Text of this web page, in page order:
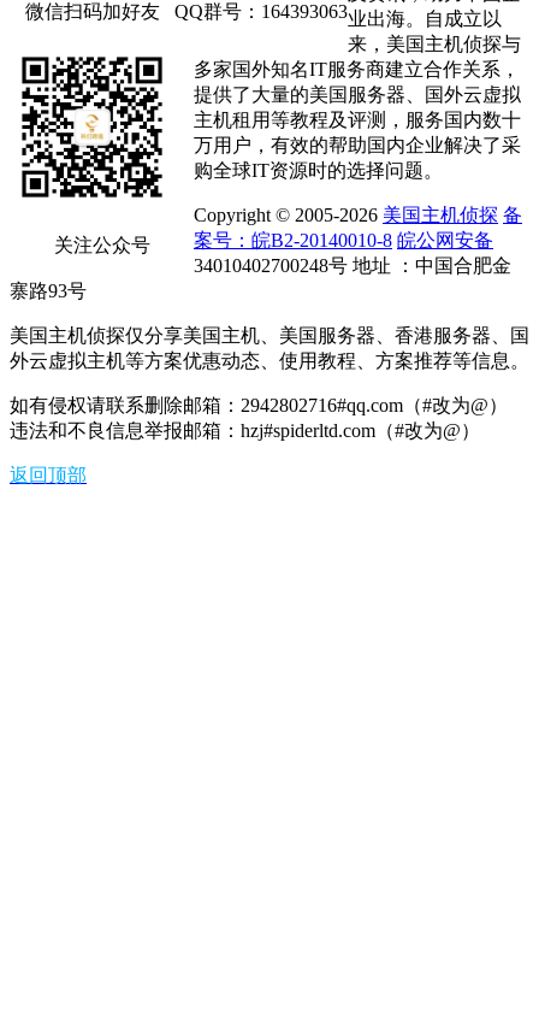
微信扫码加好友 QQ群号：164393063
关注公众号
业出海。自成立以
来，美国主机侦探与
多家国外知名IT服务商建立合作关系，
提供了大量的美国服务器、国外云虚拟
主机租用等教程及评测，服务国内数十
万用户，有效的帮助国内企业解决了采
购全球IT资源时的选择问题。
Copyright © 2005-2026 美国主机侦探 备
案号：皖B2-20140010-8 皖公网安备
34010402700248号 地址 ：中国合肥金
寨路93号
美国主机侦探仅分享美国主机、美国服务器、香港服务器、国
外云虚拟主机等方案优惠动态、使用教程、方案推荐等信息。
如有侵权请联系删除邮箱：2942802716#qq.com（#改为@）
违法和不良信息举报邮箱：hzj#spiderltd.com（#改为@）
返回顶部